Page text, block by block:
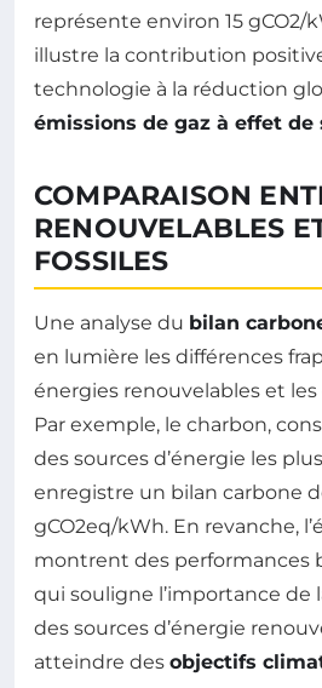
représente environ 15 gCO2/
illustre la contribution
technologie à la réduction
émissions de gaz à effet de
COMPARAISON
RENOUVELABLES
FOSSILES
Une analyse du bilan
en lumière les différences
énergies renouvelables et les
Par exemple, le charbon,
des sources d’énergie les
enregistre un bilan carbone
gCO2eq/kWh. En revanche,
montrent des performances
qui souligne l’importance de
des sources d’énergie
atteindre des objectifs